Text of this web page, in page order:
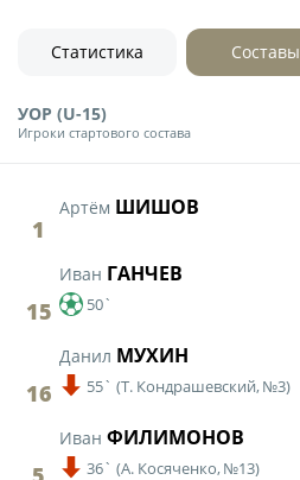
Новости
О турнире
Кубок
Календарь и
Игроки
Новости
Бухгалтерия
Пресс-служба
Спортивный
Контрольно-
Документы
Статистика Составы
УОР (U-15)
Игроки стартового состава
1
Артём ШИШОВ
15
Иван ГАНЧЕВ
50`
16
Данил МУХИН
55` (Т. Кондрашевский, №3)
Иван ФИЛИМОНОВ
36` (А. Косяченко, №13)